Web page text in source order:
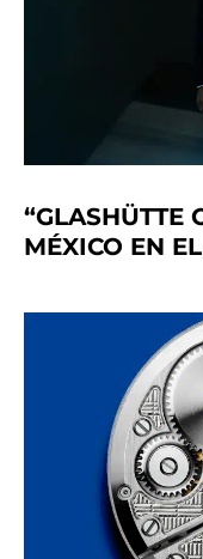
“GLASHÜTTE
MÉXICO EN